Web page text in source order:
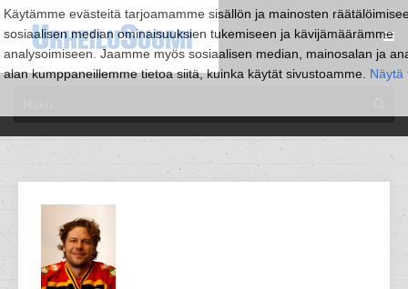
Käytämme evästeitä tarjoamamme sisällön ja mainosten
sosiaalisen median ominaisuuksien tukemiseen ja kävijämäärämme
analysoimiseen. Jaamme myös sosiaalisen median, mainosalan ja
alan kumppaneillemme tietoa siitä, kuinka käytät sivustoamme. Näytä